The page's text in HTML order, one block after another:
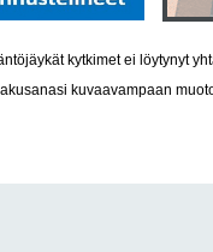
kytkimet ei löytynyt
kuvaavampaan